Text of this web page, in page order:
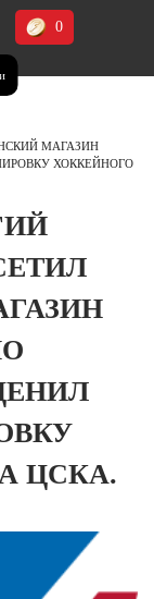
0
МАГАЗИН
ХОККЕЙНОГО
ЦСКА.